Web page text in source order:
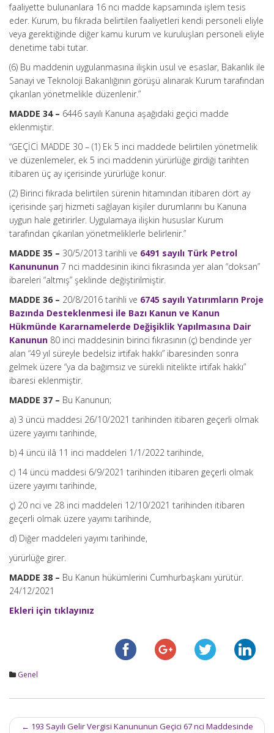
faaliyette bulunanlara 16 ncı madde kapsamında işlem tesis
eder. Kurum, bu fıkrada belirtilen faaliyetleri kendi personeli eliyle
veya gerektiğinde diğer kamu kurum ve kuruluşları personeli eliyle
denetime tabi tutar.
(6) Bu maddenin uygulanmasına ilişkin usul ve esaslar, Bakanlık ile
Sanayi ve Teknoloji Bakanlığının görüşü alınarak Kurum tarafından
çıkarılan yönetmelikle düzenlenir.”
MADDE 34 – 6446 sayılı Kanuna aşağıdaki geçici madde
eklenmiştir.
“GEÇİCİ MADDE 30 – (1) Ek 5 inci maddede belirtilen yönetmelik
ve düzenlemeler, ek 5 inci maddenin yürürlüğe girdiği tarihten
itibaren üç ay içerisinde yürürlüğe konur.
(2) Birinci fıkrada belirtilen sürenin hitamından itibaren dört ay
içerisinde şarj hizmeti sağlayan kişiler durumlarını bu Kanuna
uygun hale getirirler. Uygulamaya ilişkin hususlar Kurum
tarafından çıkarılan yönetmeliklerle belirlenir.”
MADDE 35 – 30/5/2013 tarihli ve 6491 sayılı Türk Petrol
Kanununun 7 nci maddesinin ikinci fıkrasında yer alan “doksan”
ibareleri “altmış” şeklinde değiştirilmiştir.
MADDE 36 – 20/8/2016 tarihli ve 6745 sayılı Yatırımların Proje
Bazında Desteklenmesi ile Bazı Kanun ve Kanun
Hükmünde Kararnamelerde Değişiklik Yapılmasına Dair
Kanunun 80 inci maddesinin birinci fıkrasının (ç) bendinde yer
alan “49 yıl süreyle bedelsiz irtifak hakkı” ibaresinden sonra
gelmek üzere “ya da bağımsız ve sürekli nitelikte irtifak hakkı”
ibaresi eklenmiştir.
MADDE 37 – Bu Kanunun;
a) 3 üncü maddesi 26/10/2021 tarihinden itibaren geçerli olmak
üzere yayımı tarihinde,
b) 4 üncü ilâ 11 inci maddeleri 1/1/2022 tarihinde,
c) 14 üncü maddesi 6/9/2021 tarihinden itibaren geçerli olmak
üzere yayımı tarihinde,
ç) 20 nci ve 28 inci maddeleri 12/10/2021 tarihinden itibaren
geçerli olmak üzere yayımı tarihinde,
d) Diğer maddeleri yayımı tarihinde,
yürürlüğe girer.
MADDE 38 – Bu Kanun hükümlerini Cumhurbaşkanı yürütür.
24/12/2021
Ekleri için tıklayınız
Genel
Post← 193 Sayılı Gelir Vergisi Kanununun Geçici 67 nci Maddesinde